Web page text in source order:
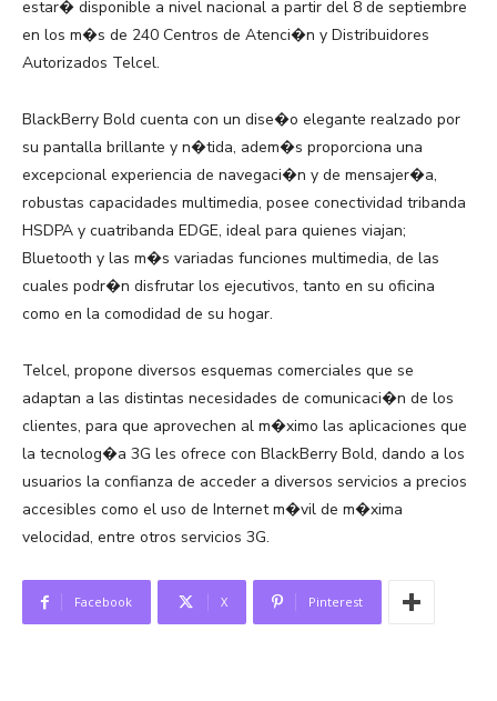
estar� disponible a nivel nacional a partir del 8 de septiembre
en los m�s de 240 Centros de Atenci�n y Distribuidores
Autorizados Telcel.
BlackBerry Bold cuenta con un dise�o elegante realzado por
su pantalla brillante y n�tida, adem�s proporciona una
excepcional experiencia de navegaci�n y de mensajer�a,
robustas capacidades multimedia, posee conectividad tribanda
HSDPA y cuatribanda EDGE, ideal para quienes viajan;
Bluetooth y las m�s variadas funciones multimedia, de las
cuales podr�n disfrutar los ejecutivos, tanto en su oficina
como en la comodidad de su hogar.
Telcel, propone diversos esquemas comerciales que se
adaptan a las distintas necesidades de comunicaci�n de los
clientes, para que aprovechen al m�ximo las aplicaciones que
la tecnolog�a 3G les ofrece con BlackBerry Bold, dando a los
usuarios la confianza de acceder a diversos servicios a precios
accesibles como el uso de Internet m�vil de m�xima
velocidad, entre otros servicios 3G.
Facebook X Pinterest